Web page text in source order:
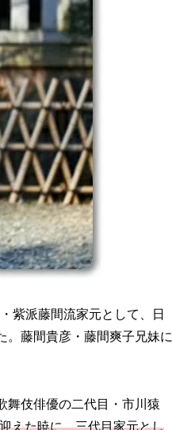
紫派藤間流家元として、日
。藤間貴彦・藤間爽子兄妹に
舞伎俳優の二代目・市川猿
えた暁に、三代目家元とし